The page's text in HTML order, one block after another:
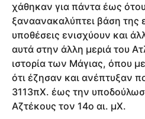
χάθηκαν για πάντα έως ότου
ξαναανακαλύπτει βάση της
υποθέσεις ενισχύουν και
αυτά στην άλλη μεριά του
ιστορία των Μάγιας, όπου
ότι έζησαν και ανέπτυξαν
3113πΧ. έως την
Αζτέκους τον 14ο αι. μΧ.